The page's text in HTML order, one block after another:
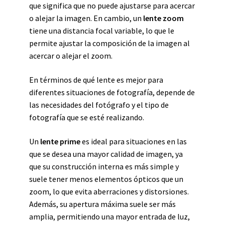
que significa que no puede ajustarse para acercar
o alejar la imagen. En cambio, un lente zoom
tiene una distancia focal variable, lo que le
permite ajustar la composición de la imagen al
acercar o alejar el zoom.
En términos de qué lente es mejor para
diferentes situaciones de fotografía, depende de
las necesidades del fotógrafo y el tipo de
fotografía que se esté realizando.
Un lente primees ideal para situaciones en las
que se desea una mayor calidad de imagen, ya
que su construcción interna es más simple y
suele tener menos elementos ópticos que un
zoom, lo que evita aberraciones y distorsiones.
Además, su apertura máxima suele ser más
amplia, permitiendo una mayor entrada de luz,